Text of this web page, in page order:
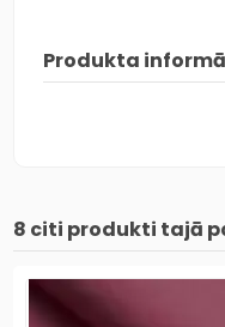
Produkta
8 citi produkti tajā